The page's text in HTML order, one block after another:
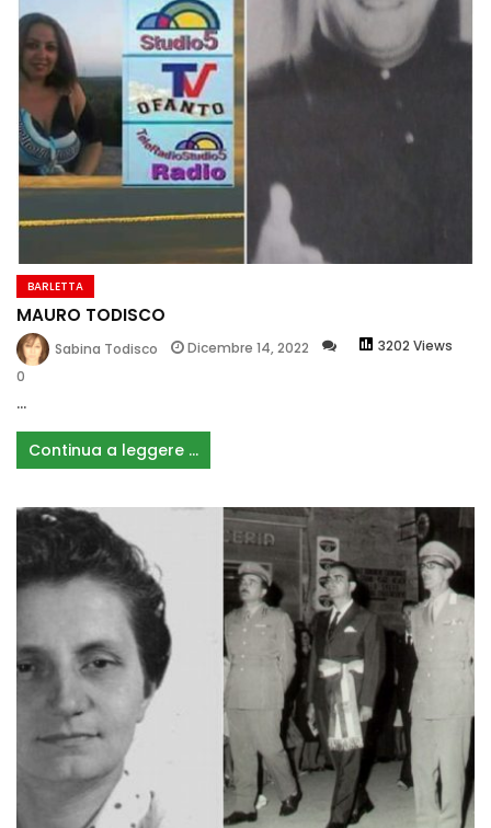
BARLETTA
MAURO TODISCO
Sabina Todisco Dicembre 14, 2022
3202 Views
0
...
Continua a leggere ...